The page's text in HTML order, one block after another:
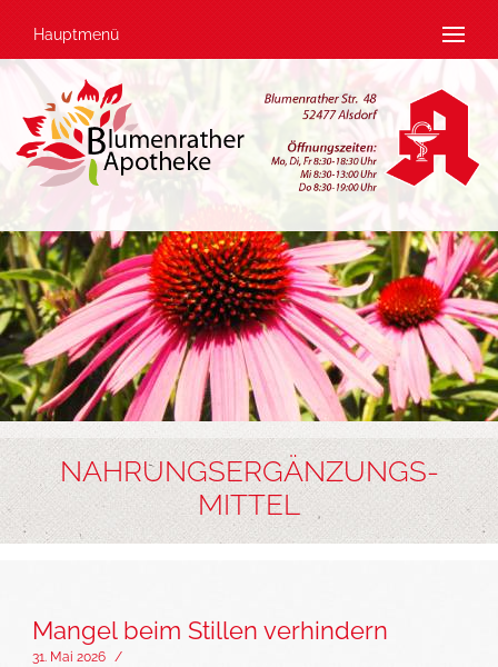
Hauptmenü
NAHRUNGSERGÄNZUNGS-
MITTEL
Mangel beim Stillen verhindern
31. Mai 2026 /